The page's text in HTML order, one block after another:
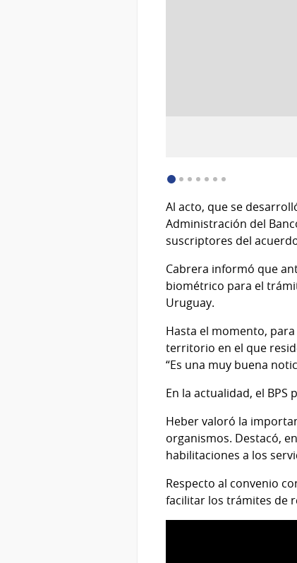
Al acto, que se
Administración del
suscriptores del
Cabrera informó que
biométrico para el
Uruguay.
Hasta el momento,
territorio en el que
“Es una muy buena
En la actualidad, el
Heber valoró la
organismos. Destacó,
habilitaciones a los
Respecto al convenio
facilitar los trámites de